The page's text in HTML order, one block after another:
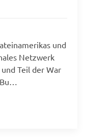
und
Netzwerk
Teil der War
Bu…